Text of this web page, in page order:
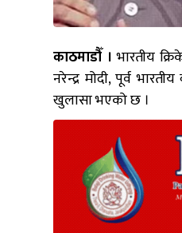
काठमाडौँ । भारतीय
नरेन्द्र मोदी, पूर्व
खुलासा भएको छ ।